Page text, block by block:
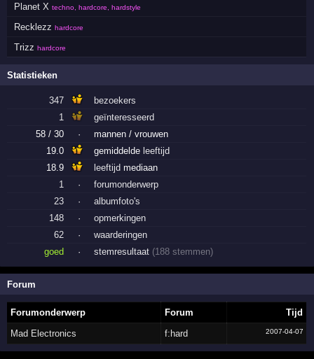
Planet X techno, hardcore, hardstyle
Recklezz hardcore
Trizz hardcore
Statistieken
347
bezoekers
1
geïnteresseerd
58 / 30
·
mannen / vrouwen
19.0
gemiddelde leeftijd
18.9
leeftijd mediaan
1
·
forumonderwerp
23
·
albumfoto's
148
·
opmerkingen
62
·
waarderingen
goed
· stemresultaat (188 stemmen)
Forum
Forumonderwerp Forum
Tijd
Mad Electronics
f:hard 2007-04-07